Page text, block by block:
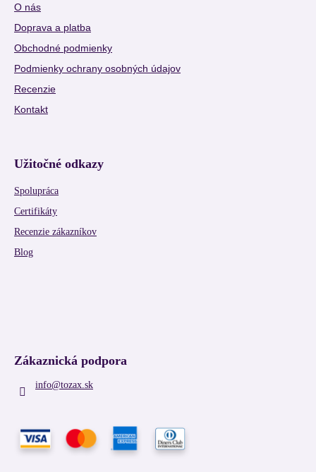
O nás
Doprava a platba
Obchodné podmienky
Podmienky ochrany osobných údajov
Recenzie
Kontakt
Užitočné odkazy
Spolupráca
Certifikáty
Recenzie zákazníkov
Blog
Zákaznická podpora
info@tozax.sk